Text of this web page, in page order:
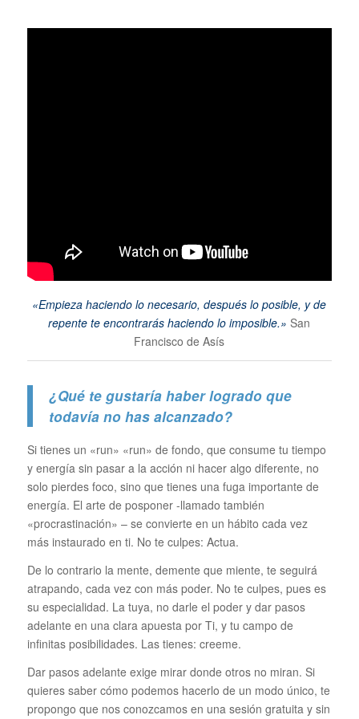
«Empieza haciendo lo necesario, después lo posible, y de
repente te encontrarás haciendo lo imposible.» San
Francisco de Asís
¿Qué te gustaría haber logrado que
todavía no has alcanzado?
Si tienes un «run» «run» de fondo, que consume tu tiempo
y energía sin pasar a la acción ni hacer algo diferente, no
solo pierdes foco, sino que tienes una fuga importante de
energía. El arte de posponer -llamado también
«procrastinación» – se convierte en un hábito cada vez
más instaurado en ti. No te culpes: Actua.
De lo contrario la mente, demente que miente, te seguirá
atrapando, cada vez con más poder. No te culpes, pues es
su especialidad. La tuya, no darle el poder y dar pasos
adelante en una clara apuesta por Ti, y tu campo de
infinitas posibilidades. Las tienes: creeme.
Dar pasos adelante exige mirar donde otros no miran. Si
quieres saber cómo podemos hacerlo de un modo único, te
propongo que nos conozcamos en una sesión gratuita y sin